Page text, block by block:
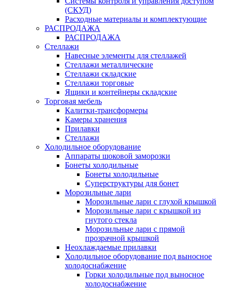
(СКУД)
Расходные материалы и комплектующие
РАСПРОДАЖА
РАСПРОДАЖА
Стеллажи
Навесные элементы для стеллажей
Стеллажи металлические
Стеллажи складские
Стеллажи торговые
Ящики и контейнеры складские
Торговая мебель
Калитки-трансформеры
Камеры хранения
Прилавки
Стеллажи
Холодильное оборудование
Аппараты шоковой заморозки
Бонеты холодильные
Бонеты холодильные
Суперструктуры для бонет
Морозильные лари
Морозильные лари с глухой крышкой
Морозильные лари с крышкой из
гнутого стекла
Морозильные лари с прямой
прозрачной крышкой
Неохлаждаемые прилавки
Холодильное оборудование под выносное
холодоснабжение
Горки холодильные под выносное
холодоснабжение